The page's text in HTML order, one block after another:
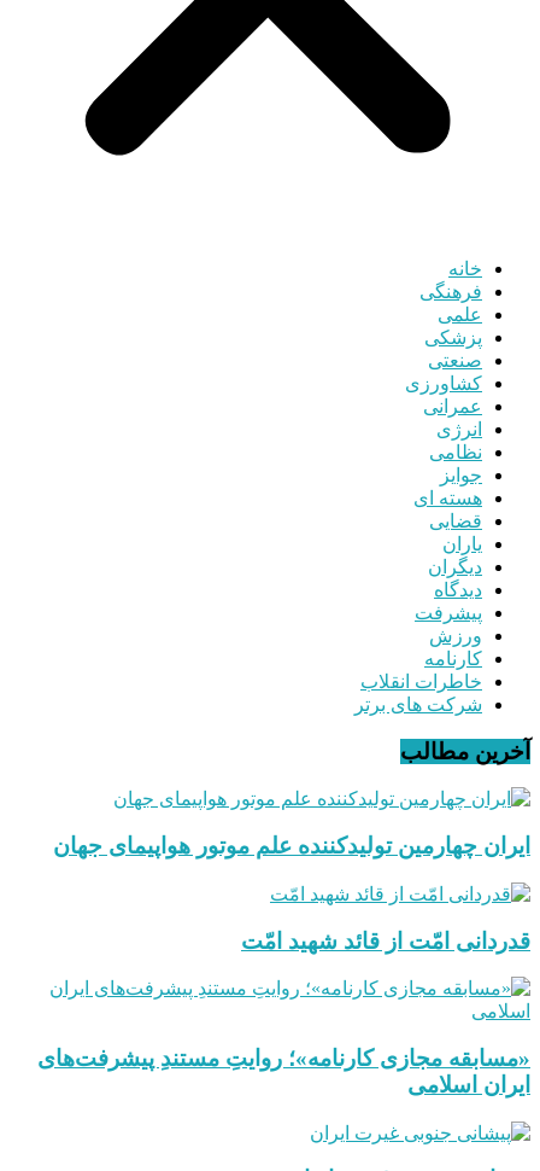
خانه
فرهنگی
علمی
پزشکی
صنعتی
کشاورزی
عمرانی
انرژی
نظامی
جوایز
هسته ای
قضایی
یاران
دیگران
دیدگاه
پیشرفت
ورزش
کارنامه
خاطرات انقلاب
شرکت های برتر
آخرین مطالب
ایران چهارمین تولیدکننده علم موتور هواپیمای جهان
قدردانی امّت از قائد شهید امّت
«مسابقه مجازی کارنامه»؛ روایتِ مستندِ پیشرفت‌های
ایران اسلامی